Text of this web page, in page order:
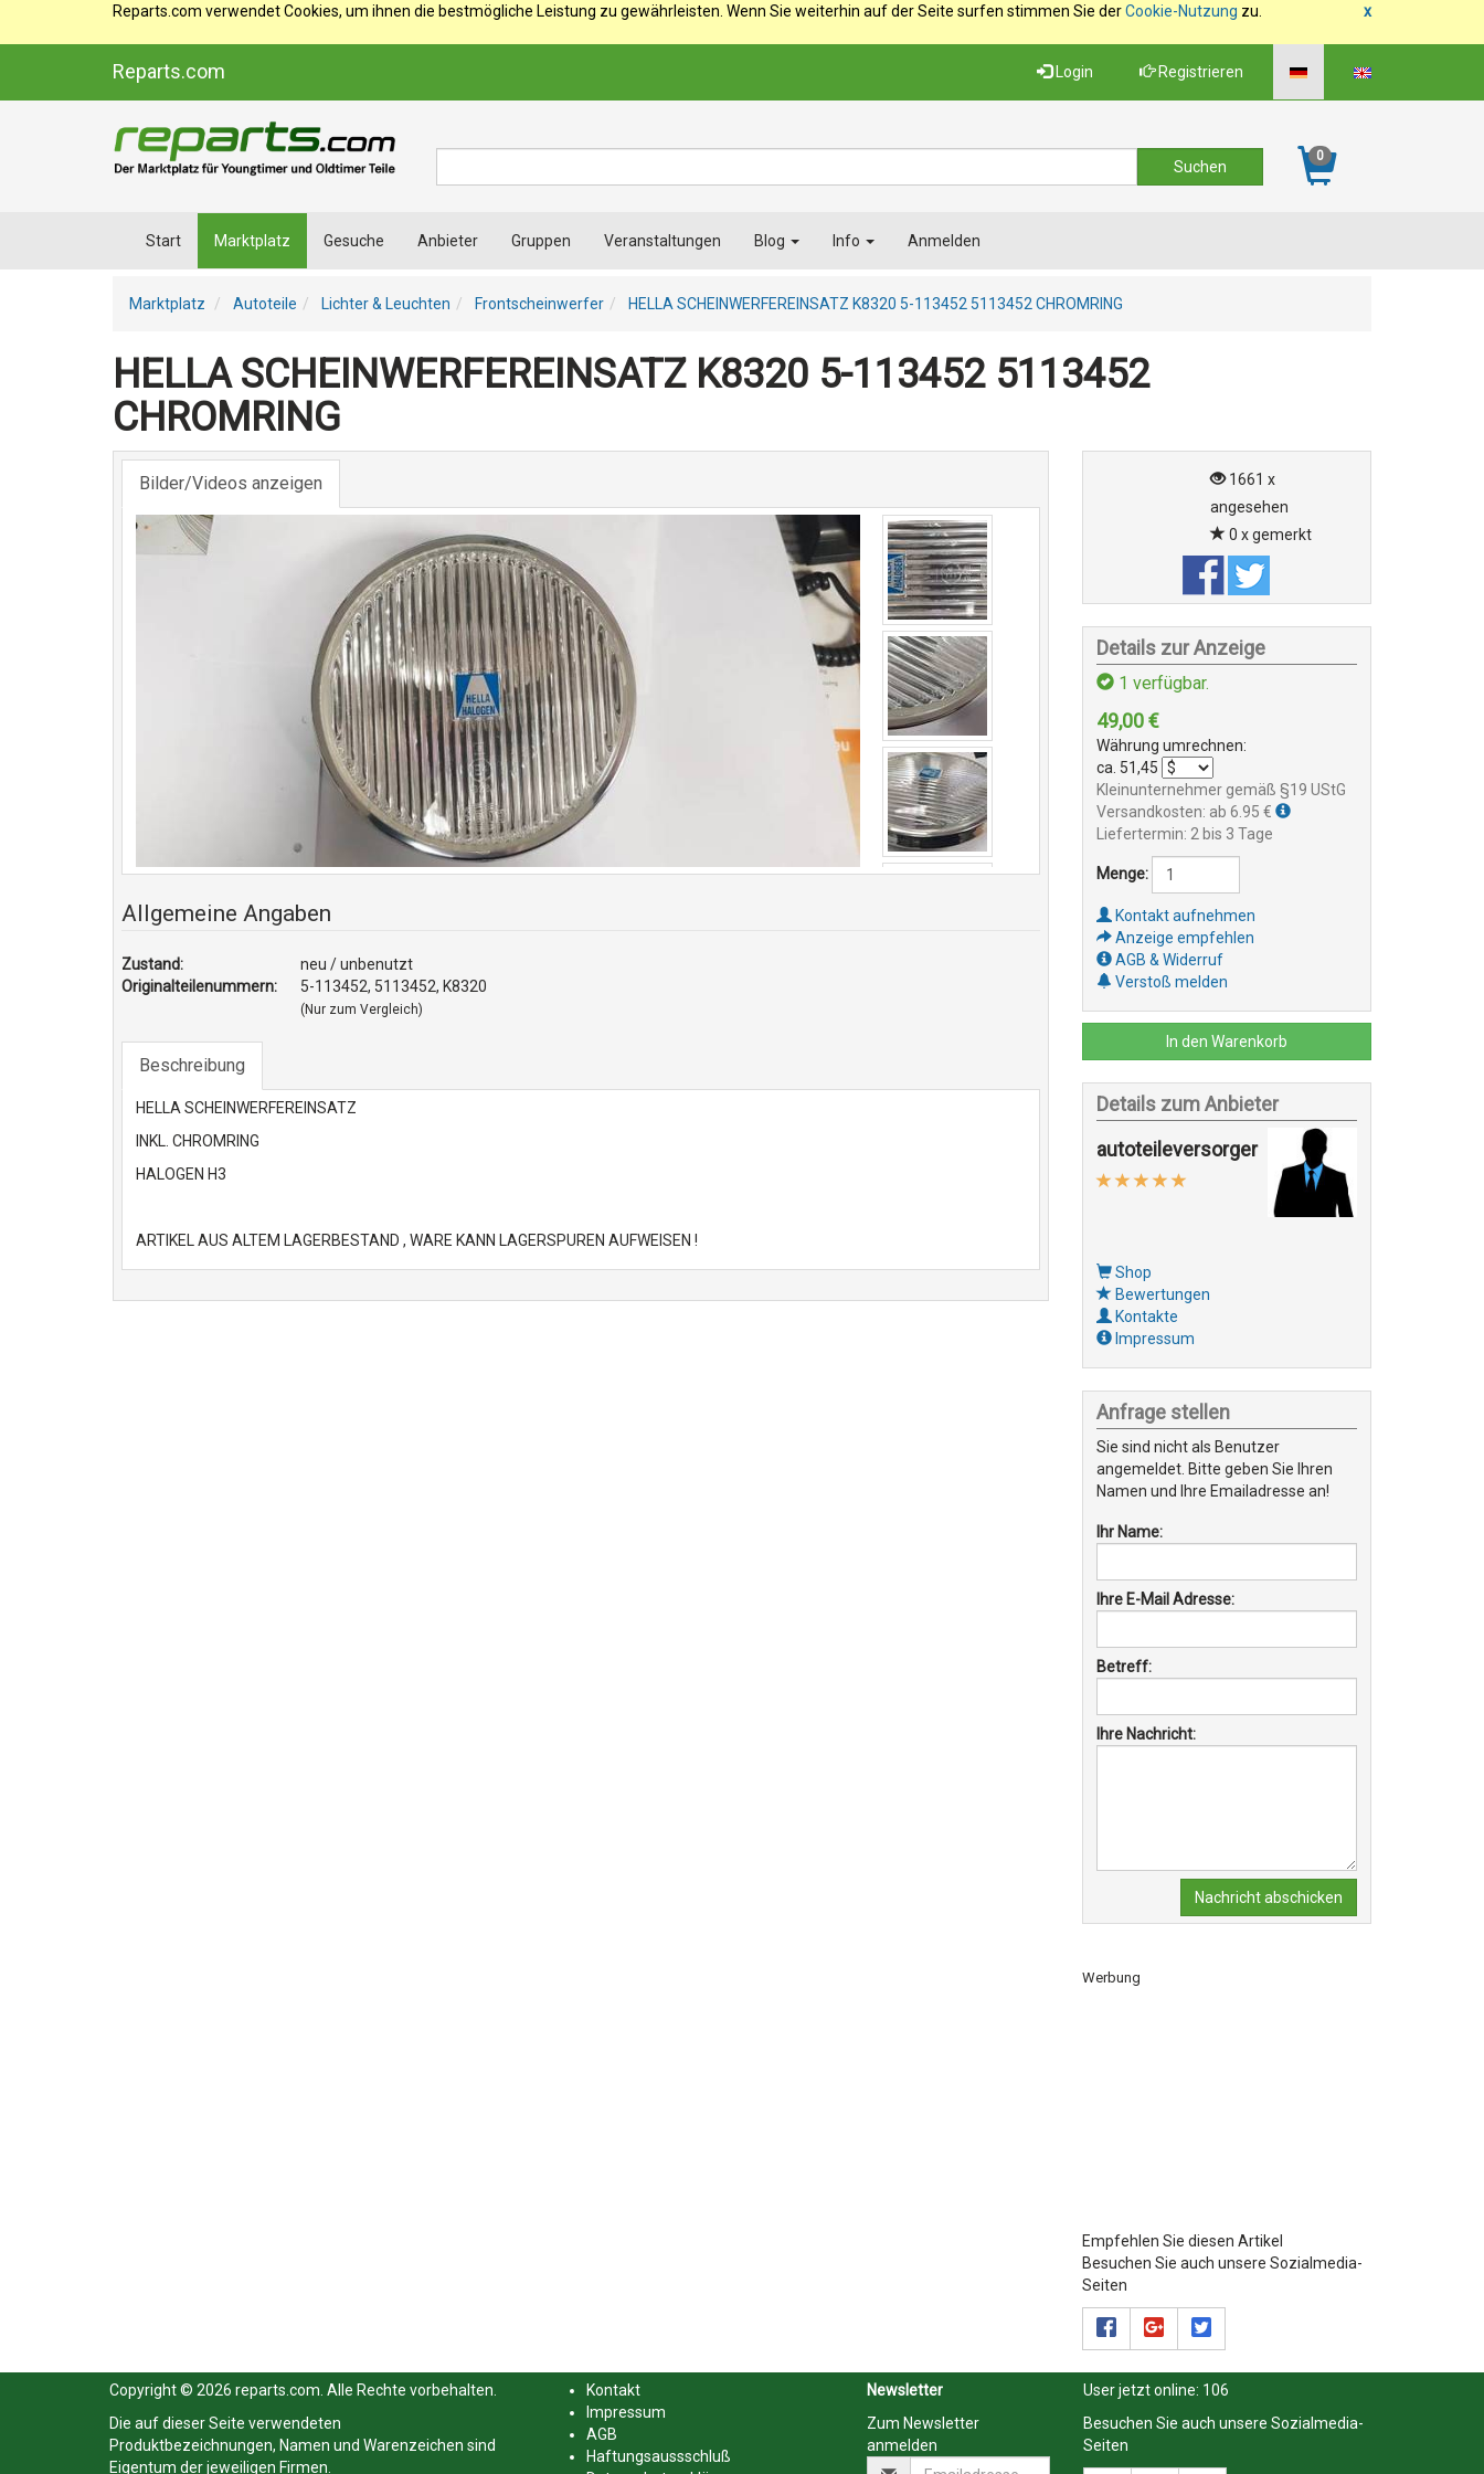
x
Reparts.com verwendet Cookies, um ihnen die bestmögliche Leistung zu gewährleisten. Wenn Sie weiterhin auf der Seite surfen stimmen Sie derCookie-Nutzung zu.
Reparts.com Login Registrieren
0
Start Marktplatz Gesuche Anbieter Gruppen Veranstaltungen Blog Info Anmelden
Marktplatz Autoteile Lichter & Leuchten Frontscheinwerfer HELLA SCHEINWERFEREINSATZ K8320 5-113452 5113452 CHROMRING
HELLA SCHEINWERFEREINSATZ K8320 5-113452 5113452
CHROMRING
Bilder/Videos anzeigen
Allgemeine Angaben
Zustand:
neu / unbenutzt
Originalteilenummern:
5-113452, 5113452, K8320
(Nur zum Vergleich)
Beschreibung
HELLA SCHEINWERFEREINSATZ
INKL. CHROMRING
HALOGEN H3
ARTIKEL AUS ALTEM LAGERBESTAND , WARE KANN LAGERSPUREN AUFWEISEN !
1661 x
angesehen
0 x gemerkt
Details zur Anzeige
1 verfügbar.
49,00 €
Währung umrechnen:
ca. 51,45
Kleinunternehmer gemäß §19 UStG
Versandkosten: ab 6.95 €
Liefertermin: 2 bis 3 Tage
Menge:
Kontakt aufnehmen
Anzeige empfehlen
AGB & Widerruf
Verstoß melden
In den Warenkorb
Details zum Anbieter
autoteileversorger
Shop
Bewertungen
Kontakte
Impressum
Anfrage stellen
Sie sind nicht als Benutzer
angemeldet. Bitte geben Sie Ihren
Namen und Ihre Emailadresse an!
Ihr Name:
Ihre E-Mail Adresse:
Betreff:
Ihre Nachricht:
Nachricht abschicken
Werbung
Empfehlen Sie diesen Artikel
Besuchen Sie auch unsere Sozialmedia-
Seiten
Copyright © 2026 reparts.com. Alle Rechte vorbehalten.
Die auf dieser Seite verwendeten
Produktbezeichnungen, Namen und Warenzeichen sind
Eigentum der jeweiligen Firmen.
Kontakt
Impressum
AGB
Haftungsaussschluß
Newsletter
Zum Newsletter
anmelden
User jetzt online: 106
Besuchen Sie auch unsere Sozialmedia-
Seiten